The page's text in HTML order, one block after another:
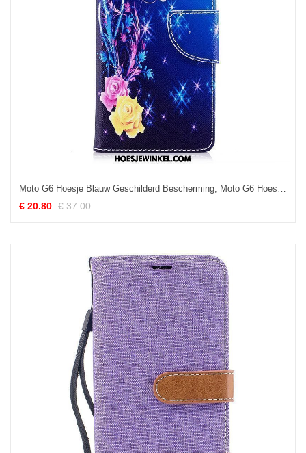
Moto G6 Hoesje Blauw Geschilderd Bescherming, Moto G6 Hoesje Leren Etui Spotprent
€ 20.80 € 37.00